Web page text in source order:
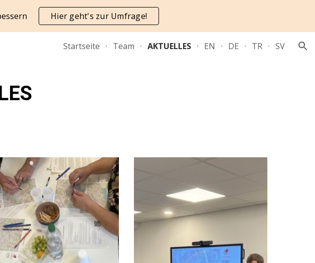
Skip to navigation
Hier geht's zur Umfrage!
Startseite Team AKTUELLES EN DE TR SV